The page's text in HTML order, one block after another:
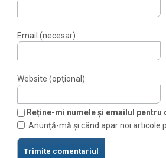
Email (necesar)
Website (opțional)
Reține-mi numele și emailul
Anunță-mă și când apar noi articole